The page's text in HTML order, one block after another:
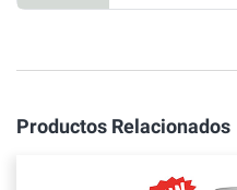
Productos Relacionados